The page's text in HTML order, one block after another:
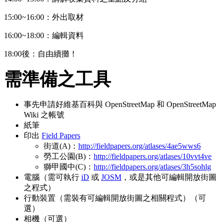
15:00~16:00：外出取材
16:00~18:00：編輯資料
18:00後：自由續攤！
需準備之工具
事先申請好維基百科與 OpenStreetMap 和 OpenStreetMap
Wiki 之帳號
紙筆
印出 Field Papers
街道(A)： http://fieldpapers.org/atlases/4ae5wws6
勞工公園(B)： http://fieldpapers.org/atlases/10vvt4ve
獅甲國中(C)： http://fieldpapers.org/atlases/3h5sohlg
電腦（需可執行 iD 或 JOSM ，或是其他可編輯開放街圖
之程式）
行動裝置（需裝有可編輯開放街圖之相關程式）（可
選）
相機（可選）